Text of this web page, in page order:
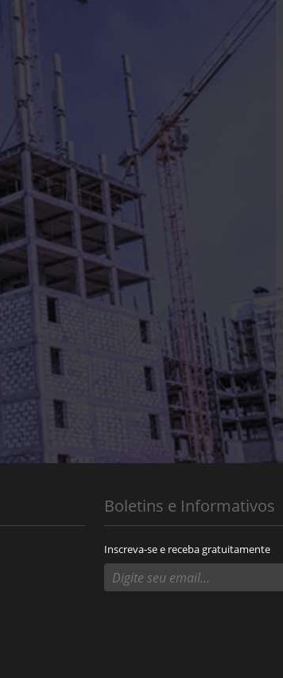
Boletins e Informativos
Inscreva-se e receba gratuitamente